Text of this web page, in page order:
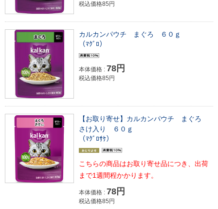
税込価格85円
カルカンパウチ まぐろ ６０ｇ
（ﾏｸﾞﾛ）
本体価格 : 78円
税込価格85円
【お取り寄せ】カルカンパウチ まぐろ
さけ入り ６０ｇ
（ﾏｸﾞﾛｻｹ）
こちらの商品はお取り寄せ品につき、出荷
まで1週間程かかります。
本体価格 : 78円
税込価格85円